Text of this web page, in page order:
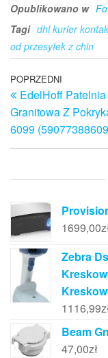
Opublikowano w
Tagi dhl kurier
od przesyłek z chin
Nawigacja
wpisu
Poprzedni
wpis
POPRZEDNI
EdelHoff Patelnia
Granitowa Z
6099
1699,00
Zebra
1116,99
Beam
47,00zł